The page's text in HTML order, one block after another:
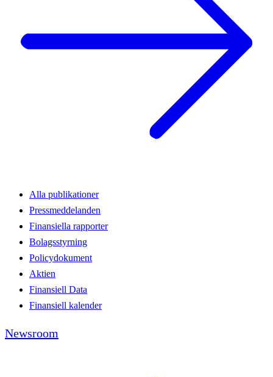
Alla publikationer
Pressmeddelanden
Finansiella rapporter
Bolagsstyrning
Policydokument
Aktien
Finansiell Data
Finansiell kalender
Newsroom